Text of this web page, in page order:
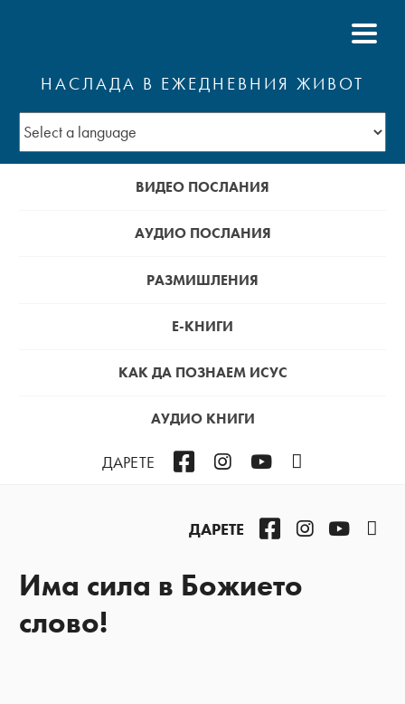
НАСЛАДА В ЕЖЕДНЕВНИЯ ЖИВОТ
ВИДЕО ПОСЛАНИЯ
АУДИО ПОСЛАНИЯ
РАЗМИШЛЕНИЯ
Е-КНИГИ
КАК ДА ПОЗНАЕМ ИСУС
АУДИО КНИГИ
ДАРЕТЕ FacebookInstagramYouTube
ДАРЕТЕ Facebook
Instagram
Има сила в Божието
слово!